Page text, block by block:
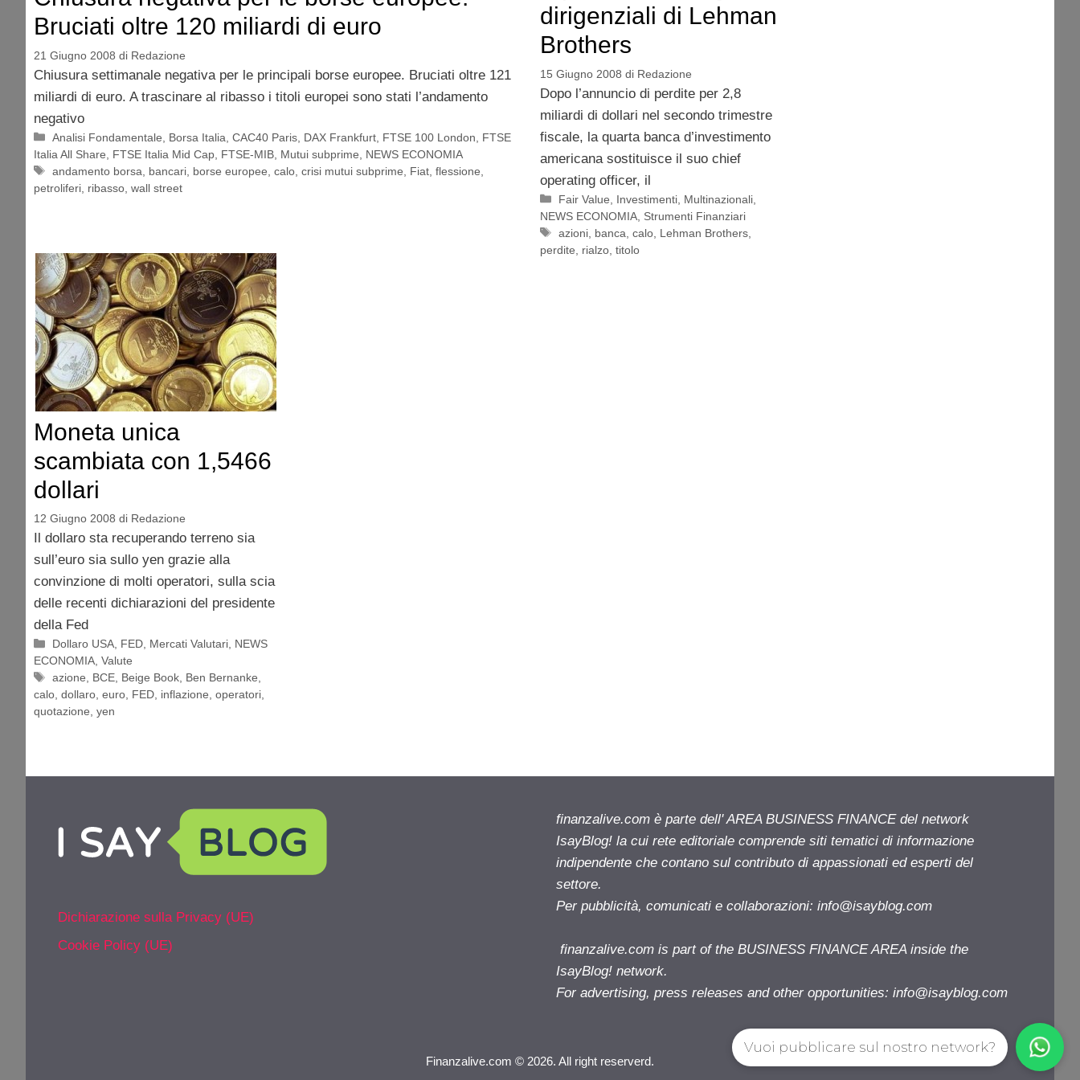
Bruciati oltre 120 miliardi di euro
21 Giugno 2008 di Redazione
Chiusura settimanale negativa per le principali borse europee. Bruciati oltre 121
miliardi di euro. A trascinare al ribasso i titoli europei sono stati l’andamento
negativo
Categorie
Analisi Fondamentale Borsa Italia ,CAC40 Paris DAX Frankfurt FTSE 100 London
FTSE
Italia All Share
FTSE Italia Mid Cap FTSE-MIB Mutui subprime
NEWS ECONOMIA
Tag
andamento borsa bancari borse europee ,calo ,crisi mutui subprime Fiat ,flessione
petroliferi ribasso wall street
dirigenziali di Lehman
Brothers
15 Giugno 2008 di Redazione
Dopo l’annuncio di perdite per 2,8
miliardi di dollari nel secondo trimestre
fiscale, la quarta banca d’investimento
americana sostituisce il suo chief
operating officer, il
Categorie
Fair Value Investimenti Multinazionali
NEWS ECONOMIA, Strumenti Finanziari
Tag
azioni banca ,calo Lehman Brothers
perdite
rialzo, titolo
Moneta unica
scambiata con 1,5466
dollari
12 Giugno 2008 di Redazione
Il dollaro sta recuperando terreno sia
sull’euro sia sullo yen grazie alla
convinzione di molti operatori, sulla scia
delle recenti dichiarazioni del presidente
della Fed
Categorie
Dollaro USA FED Mercati Valutari NEWS
ECONOMIA Valute
Tag
azione BCE Beige Book Ben Bernanke
calo dollaro euro FED inflazione operatori
quotazione yen
Dichiarazione sulla Privacy (UE)
Cookie Policy (UE)
finanzalive.com è parte dell' AREA BUSINESS FINANCE del network
IsayBlog! la cui rete editoriale comprende siti tematici di informazione
indipendente che contano sul contributo di appassionati ed esperti del
settore.
Per pubblicità, comunicati e collaborazioni: info@isayblog.com
finanzalive.com is part of the BUSINESS FINANCE AREA inside the
IsayBlog! network.
For advertising, press releases and other opportunities: info@isayblog.com
Finanzalive.com © 2026. All right reserverd.
Vuoi pubblicare sul nostro network?